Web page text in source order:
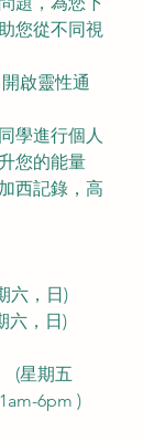
您從不同視
開啟靈性通
學進行個人
您的能量
西記錄，高
六，日)
期六，日)
(星期五
6pm )